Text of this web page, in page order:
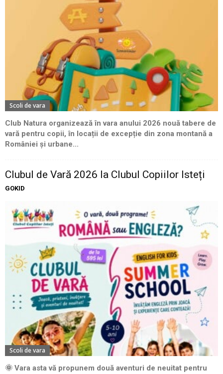
Scoli de vara
Club Natura organizează în vara anului 2026 nouă tabere de
vară pentru copii, în locații de excepție din zona montană a
României și urbane...
Clubul de Vară 2026 la Clubul Copiilor Isteți
GOKID
Scoli de vara
🌞 Vara asta vă propunem două aventuri de neuitat pentru